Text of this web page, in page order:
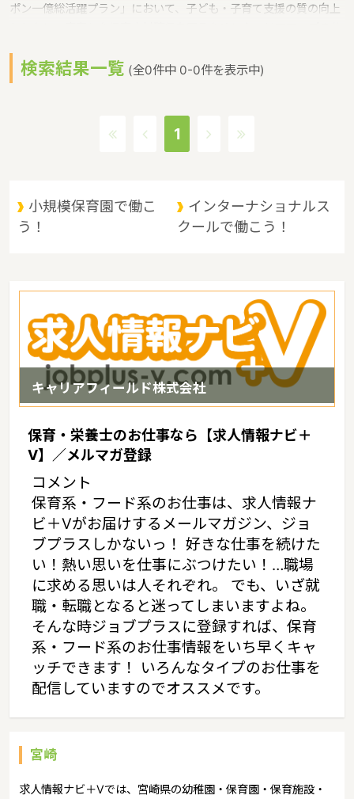
ポン一億総活躍プラン」において、子ども・子育て支援の質の向上
与等の処遇改善を行うことが示されたことから、職位や職務内容に
応じた研修を実施し、その要件を果たし、リーダー的職員の育成を
県内には、保育所や保育施設が387施設あり、保育士求人倍率が
宮崎県は、かつては日向の国と呼ばれ特有の文化背景の中今日に至
るようになりました。夏場には高温多湿の気候の影響もあり、台風
銀座の一角に含まれる年もありますが南国感溢れる農産物にも恵ま
検索結果一覧 (全0件中 0-0件を表示中)
1
小規模保育園で働こ
う！
インターナショナルス
クールで働こう！
キャリアフィールド株式会社
保育・栄養士のお仕事なら【求人情報ナビ＋
V】／メルマガ登録
コメント
保育系・フード系のお仕事は、求人情報ナ
ビ＋Vがお届けするメールマガジン、ジョ
ブプラスしかないっ！ 好きな仕事を続けた
い！熱い思いを仕事にぶつけたい！…職場
に求める思いは人それぞれ。 でも、いざ就
職・転職となると迷ってしまいますよね。
そんな時ジョブプラスに登録すれば、保育
系・フード系のお仕事情報をいち早くキャ
ッチできます！ いろんなタイプのお仕事を
配信していますのでオススメです。
宮崎
求人情報ナビ＋Vでは、宮崎県の幼稚園・保育園・保育施設・